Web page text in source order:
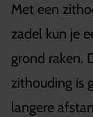
Met een
zadel kun je
grond raken.
zithouding is
langere